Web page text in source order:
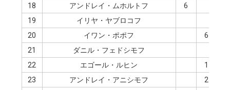
18
アンドレイ・ムホルトフ
6
19
イリヤ・ヤブロコフ
20
イワン・ポポフ
6
21
ダニル・フェドシモフ
22
エゴール・ルヒン 1
23
アンドレイ・アニシモフ
2